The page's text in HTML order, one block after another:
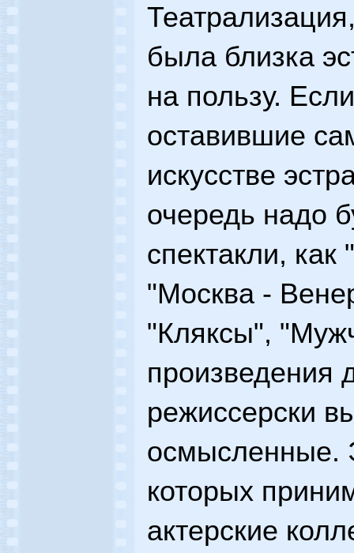
была близка
на пользу.
оставившие
искусстве
очередь надо
спектакли,
"Москва -
"Кляксы",
произведения
режиссерски
осмысленные.
которых
актерские